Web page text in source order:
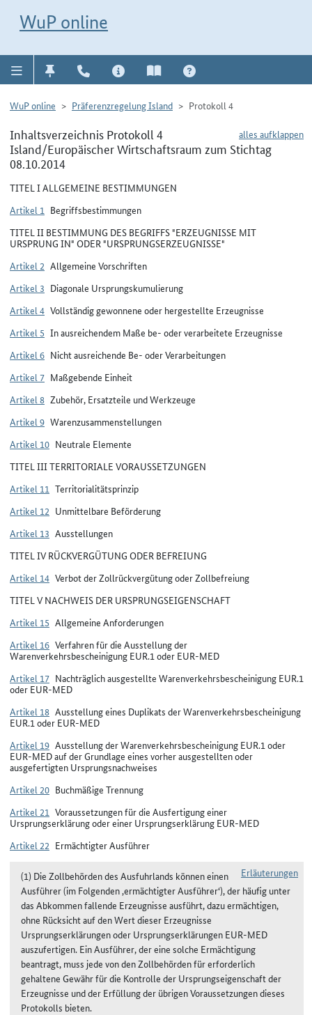
WuP online
WuP online Präferenzregelung Island Protokoll 4
alles aufklappen
Inhaltsverzeichnis Protokoll 4
Island/Europäischer Wirtschaftsraum zum Stichtag
08.10.2014
TITEL I ALLGEMEINE BESTIMMUNGEN
Artikel 1 Begriffsbestimmungen
TITEL II BESTIMMUNG DES BEGRIFFS "ERZEUGNISSE MIT
URSPRUNG IN" ODER "URSPRUNGSERZEUGNISSE"
Artikel 2 Allgemeine Vorschriften
Artikel 3 Diagonale Ursprungskumulierung
Artikel 4 Vollständig gewonnene oder hergestellte Erzeugnisse
Artikel 5 In ausreichendem Maße be- oder verarbeitete Erzeugnisse
Artikel 6 Nicht ausreichende Be- oder Verarbeitungen
Artikel 7 Maßgebende Einheit
Artikel 8 Zubehör, Ersatzteile und Werkzeuge
Artikel 9 Warenzusammenstellungen
Artikel 10 Neutrale Elemente
TITEL III TERRITORIALE VORAUSSETZUNGEN
Artikel 11 Territorialitätsprinzip
Artikel 12 Unmittelbare Beförderung
Artikel 13 Ausstellungen
TITEL IV RÜCKVERGÜTUNG ODER BEFREIUNG
Artikel 14 Verbot der Zollrückvergütung oder Zollbefreiung
TITEL V NACHWEIS DER URSPRUNGSEIGENSCHAFT
Artikel 15 Allgemeine Anforderungen
Artikel 16 Verfahren für die Ausstellung der
Warenverkehrsbescheinigung EUR.1 oder EUR-MED
Artikel 17 Nachträglich ausgestellte Warenverkehrsbescheinigung EUR.1
oder EUR-MED
Artikel 18 Ausstellung eines Duplikats der Warenverkehrsbescheinigung
EUR.1 oder EUR-MED
Artikel 19 Ausstellung der Warenverkehrsbescheinigung EUR.1 oder
EUR-MED auf der Grundlage eines vorher ausgestellten oder
ausgefertigten Ursprungsnachweises
Artikel 20 Buchmäßige Trennung
Artikel 21 Voraussetzungen für die Ausfertigung einer
Ursprungserklärung oder einer Ursprungserklärung EUR-MED
Artikel 22 Ermächtigter Ausführer
Erläuterungen
(1) Die Zollbehörden des Ausfuhrlands können einen
Ausführer (im Folgenden ‚ermächtigter Ausführer‘), der häufig unter
das Abkommen fallende Erzeugnisse ausführt, dazu ermächtigen,
ohne Rücksicht auf den Wert dieser Erzeugnisse
Ursprungserklärungen oder Ursprungserklärungen EUR-MED
auszufertigen. Ein Ausführer, der eine solche Ermächtigung
beantragt, muss jede von den Zollbehörden für erforderlich
gehaltene Gewähr für die Kontrolle der Ursprungseigenschaft der
Erzeugnisse und der Erfüllung der übrigen Voraussetzungen dieses
Protokolls bieten.